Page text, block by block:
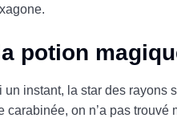
potion
instant, la star des rayons
carabinée, on n’a pas